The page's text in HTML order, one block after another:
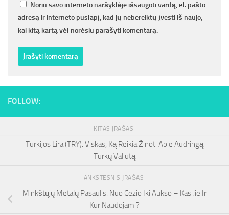
Noriu savo interneto naršyklėje išsaugoti vardą, el. pašto
adresą ir interneto puslapį, kad jų nebereiktų įvesti iš naujo,
kai kitą kartą vėl norėsiu parašyti komentarą.
FOLLOW:
KITAS ĮRAŠAS
Turkijos Lira (TRY): Viskas, Ką Reikia Žinoti Apie Audringą
Turkų Valiutą
ANKSTESNIS ĮRAŠAS
Minkštųjų Metalų Pasaulis: Nuo Cezio Iki Aukso – Kas Jie Ir
Kur Naudojami?